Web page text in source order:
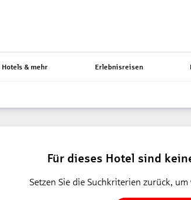
Hotels & mehr Erlebnisreisen
Für dieses Hotel sind
Setzen Sie die Suchkriterien zurück,